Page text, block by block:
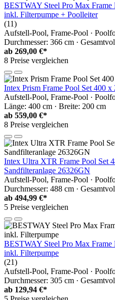
BESTWAY Steel Pro Max Frame
inkl. Filterpumpe + Poolleiter
(11)
Aufstell-Pool, Frame-Pool ·
Durchmesser: 366 cm ·
ab 269,00 €*
8 Preise vergleichen
Intex Prism Frame Pool Set 400
Aufstell-Pool, Frame-Pool ·
Länge: 400 cm · Breite: 200 cm
ab 559,00 €*
8 Preise vergleichen
Intex Ultra XTR Frame Pool Set
Sandfilteranlage 26326GN
Aufstell-Pool, Frame-Pool ·
Durchmesser: 488 cm ·
ab 494,99 €*
5 Preise vergleichen
BESTWAY Steel Pro Max Frame
inkl. Filterpumpe
(21)
Aufstell-Pool, Frame-Pool ·
Durchmesser: 305 cm ·
ab 129,94 €*